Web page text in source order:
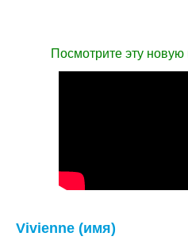
Посмотрите эту новую
Vivienne (имя)